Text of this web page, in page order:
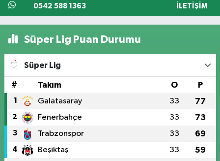
0542 588 1363 İLETIŞIM
Süper Lig Puan Durumu
Süper Lig
# Takım O P
1 Galatasaray 33 77
2 Fenerbahçe 33 73
3 Trabzonspor 33 69
4 Beşiktaş 33 59